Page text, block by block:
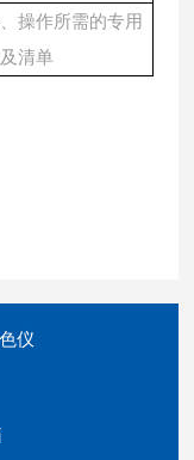
操作所需的专用
清单
仪